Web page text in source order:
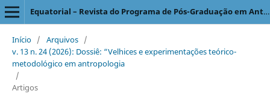
Equatorial – Revista do Programa de Pós-Graduação em Antropologia Social
Início / Arquivos /
v. 13 n. 24 (2026): Dossiê: “Velhices e experimentações teórico-
metodológico em antropologia
/
Artigos